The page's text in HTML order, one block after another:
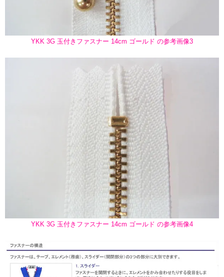
YKK 3G 玉付きファスナー 14cm ゴールド の参考画像3
YKK 3G 玉付きファスナー 14cm ゴールド の参考画像4